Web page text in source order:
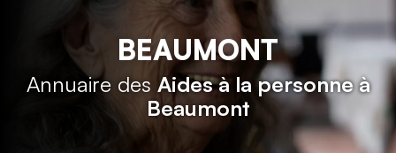
BEAUMONT
Annuaire des Aides à la personne à
Beaumont